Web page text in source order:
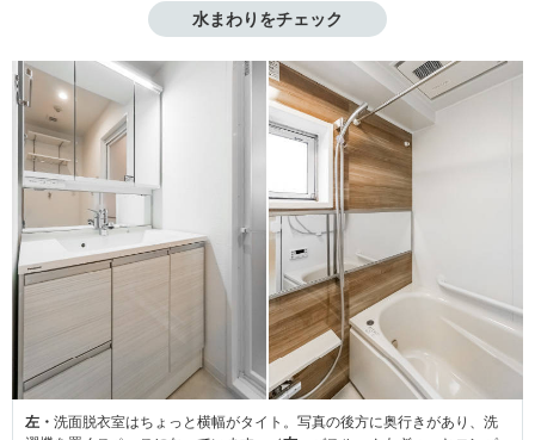
水まわりをチェック
左・ 洗面脱衣室はちょっと横幅がタイト。写真の後方に奥行きがあり、洗